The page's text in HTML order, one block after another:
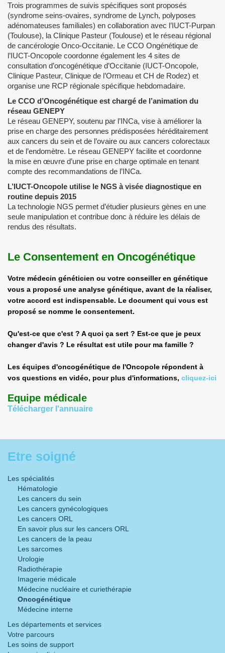
Trois programmes de suivis spécifiques sont proposés
(syndrome seins-ovaires, syndrome de Lynch, polyposes
adénomateuses familiales) en collaboration avec l’IUCT-Purpan
(Toulouse), la Clinique Pasteur (Toulouse) et le réseau régional
de cancérologie Onco-Occitanie. Le CCO Ongénétique de
l’IUCT-Oncopole coordonne également les 4 sites de
consultation d’oncogénétique d’Occitanie (IUCT-Oncopole,
Clinique Pasteur, Clinique de l’Ormeau et CH de Rodez) et
organise une RCP régionale spécifique hebdomadaire.
Le CCO d’Oncogénétique est chargé de l’animation du
réseau GENEPY
Le réseau GENEPY, soutenu par l’INCa, vise à améliorer la
prise en charge des personnes prédisposées héréditairement
aux cancers du sein et de l’ovaire ou aux cancers colorectaux
et de l’endomètre. Le réseau GENEPY facilite et coordonne
la mise en œuvre d’une prise en charge optimale en tenant
compte des recommandations de l’INCa.
L’IUCT-Oncopole utilise le NGS à visée diagnostique en
routine depuis 2015
La technologie NGS permet d’étudier plusieurs gènes en une
seule manipulation et contribue donc à réduire les délais de
rendus des résultats.
Le Consentement en Oncogénétique
Votre médecin généticien ou votre conseiller en génétique
vous a proposé une analyse génétique, avant de la réaliser,
votre accord est indispensable. Le document qui vous est
proposé se nomme le consentement.
Qu'est-ce que c'est ? A quoi ça sert ? Est-ce que je peux
changer d'avis ? Le résultat est utile pour ma famille ?
Les équipes d'oncogénétique de l'Oncopole répondent à
vos questions en vidéo, pour plus d'informations, cliquez-ici
Equipe médicale
Télécharger l'annuaire
Etre soigné
Les spécialités
Hématologie
Les cancers du sein
Les cancers gynécologiques
Les cancers ORL
En savoir plus sur les cancers ORL
Les cancers de la peau
Les sarcomes
Urologie
Radiothérapie
Imagerie médicale
Médecine nucléaire et curiethérapie
Oncogénétique
Médecine interne
Les départements et services
Votre parcours
Les soins de support